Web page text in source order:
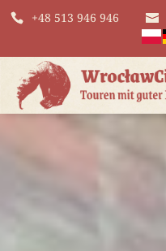
+48 513 946 946